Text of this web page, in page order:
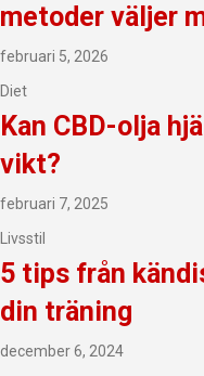
metoder väljer
februari 5, 2026
Diet
Kan CBD-olja
vikt?
februari 7, 2025
Livsstil
5 tips från
din träning
december 6, 2024